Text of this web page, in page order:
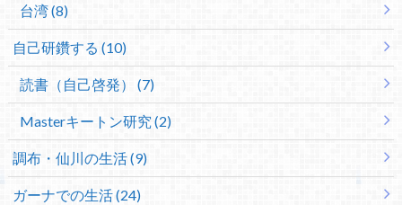
台湾 (8)
自己研鑽する (10)
読書（自己啓発） (7)
Masterキートン研究 (2)
調布・仙川の生活 (9)
ガーナでの生活 (24)